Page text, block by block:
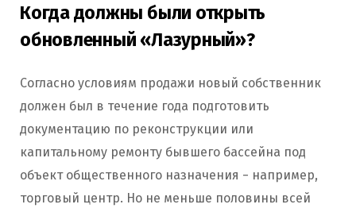
Когда должны были открыть
обновленный «Лазурный»?
Согласно условиям продажи новый собственник
должен был в течение года подготовить
документацию по реконструкции или
капитальному ремонту бывшего бассейна под
объект общественного назначения − например,
торговый центр. Но не меньше половины всей